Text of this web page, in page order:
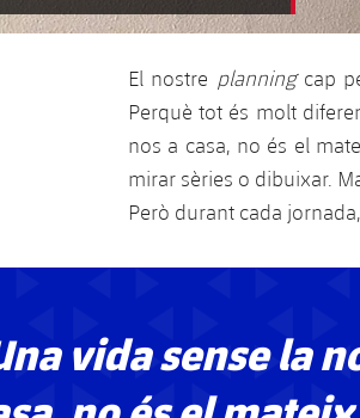
El nostre planningcap
Perquè tot és molt
nos a casa, no és el
mirar sèries o dibuixar.
Però durant cada
vida sense la